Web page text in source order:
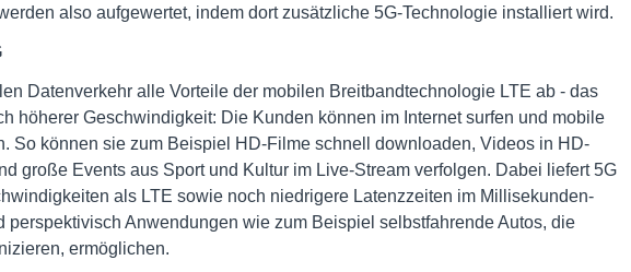
also aufgewertet, indem dort zusätzliche 5G-Technologie installiert wird.
Datenverkehr alle Vorteile der mobilen Breitbandtechnologie LTE ab - das
höherer Geschwindigkeit: Die Kunden können im Internet surfen und mobile
So können sie zum Beispiel HD-Filme schnell downloaden, Videos in HD-
große Events aus Sport und Kultur im Live-Stream verfolgen. Dabei liefert 5G
als LTE sowie noch niedrigere Latenzzeiten im Millisekunden-
perspektivisch Anwendungen wie zum Beispiel selbstfahrende Autos, die
ermöglichen.